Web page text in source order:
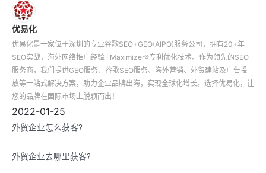
优易化
优易化是一家位于深圳的专业谷歌SEO+GEO(AIPO)服务公司，拥有20+年
SEO实战，海外网络推广经验 · Maximizer®专利优化技术。作为领先的SEO
服务商，我们提供GEO服务、谷歌SEO服务、海外营销、外贸建站及广告投
放等一站式解决方案，助力企业品牌出海，实现全球化增长。选择优易化，让
您的品牌在国际市场上脱颖而出！
2022-01-25
外贸企业怎么获客?
外贸企业去哪里获客?